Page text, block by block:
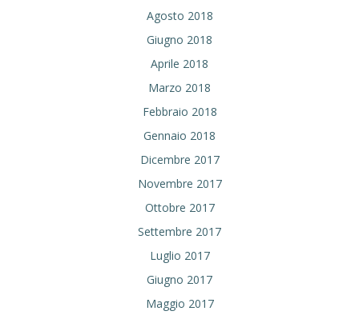
Agosto 2018
Giugno 2018
Aprile 2018
Marzo 2018
Febbraio 2018
Gennaio 2018
Dicembre 2017
Novembre 2017
Ottobre 2017
Settembre 2017
Luglio 2017
Giugno 2017
Maggio 2017